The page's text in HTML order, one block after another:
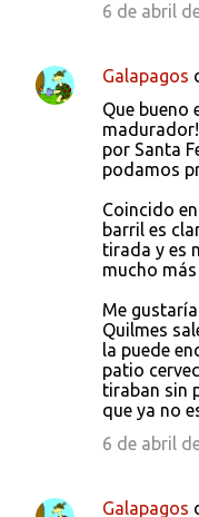
6 de abril
Galapagos
Que bueno
por Santa
podamos
Coincido
barril es
tirada y es
mucho
Me
Quilmes
la puede
patio
tiraban sin
que ya no
6 de abril
Galapagos